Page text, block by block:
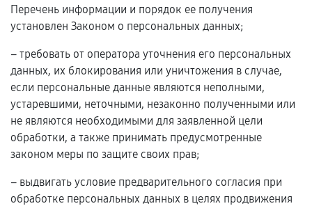
Перечень информации и порядок ее получения
установлен Законом о персональных данных;
– требовать от оператора уточнения его персональных
данных, их блокирования или уничтожения в случае,
если персональные данные являются неполными,
устаревшими, неточными, незаконно полученными или
не являются необходимыми для заявленной цели
обработки, а также принимать предусмотренные
законом меры по защите своих прав;
– выдвигать условие предварительного согласия при
обработке персональных данных в целях продвижения